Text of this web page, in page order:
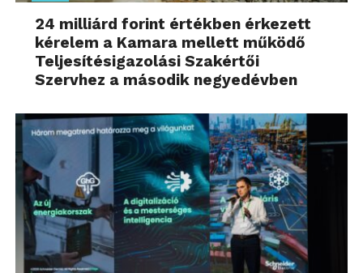
24 milliárd forint értékben érkezett
kérelem a Kamara mellett működő
Teljesítésigazolási Szakértői
Szervhez a második negyedévben